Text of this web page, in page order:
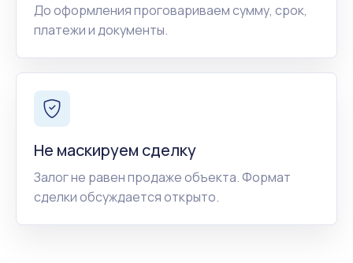
До оформления проговариваем сумму, срок,
платежи и документы.
Не маскируем сделку
Залог не равен продаже объекта. Формат
сделки обсуждается открыто.